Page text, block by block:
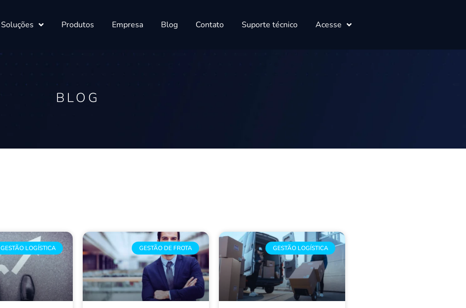
Soluções Produtos Empresa Blog Contato Suporte técnico Acesse
BLOG
GESTÃO LOGÍSTICA GESTÃO DE FROTA GESTÃO LOGÍSTICA